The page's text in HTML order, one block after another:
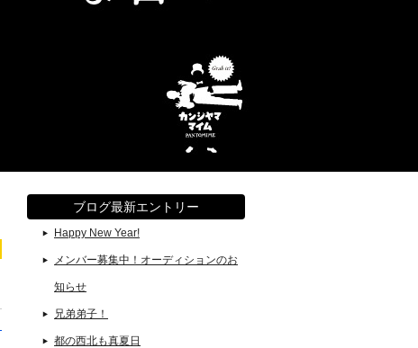
ブログ最新エントリー
Happy New Year!
メンバー募集中！オーディションのお
知らせ
兄弟弟子！
都の西北も真夏日